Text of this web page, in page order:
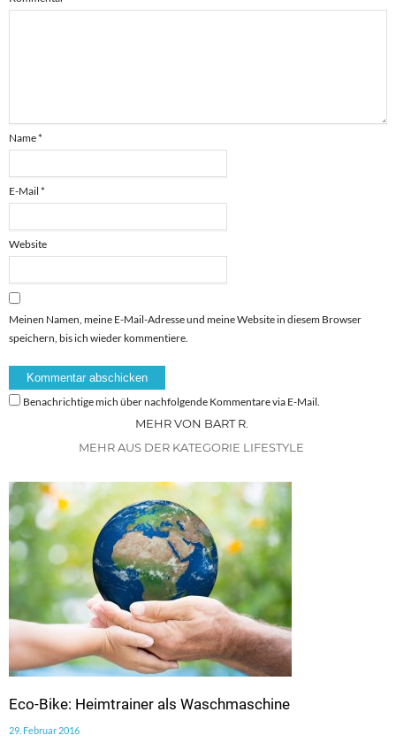
Name*
E-Mail *
Website
Meinen Namen, meine E-Mail-Adresse und meine Website in diesem Browser
speichern, bis ich wieder kommentiere.
Benachrichtige mich über nachfolgende Kommentare via E-Mail.
MEHR VON BART R.
MEHR AUS DER KATEGORIE LIFESTYLE
Eco-Bike: Heimtrainer als Waschmaschine
29. Februar 2016